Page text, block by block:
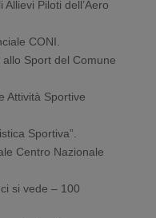
Piloti dell’Aero
CONI.
Sport del Comune
Attività Sportive
Sportiva”.
Centro Nazionale
si vede – 100